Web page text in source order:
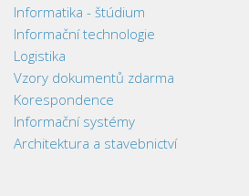
Informatika - štúdium
Informační technologie
Logistika
Vzory dokumentů zdarma
Korespondence
Informační systémy
Architektura a stavebnictví